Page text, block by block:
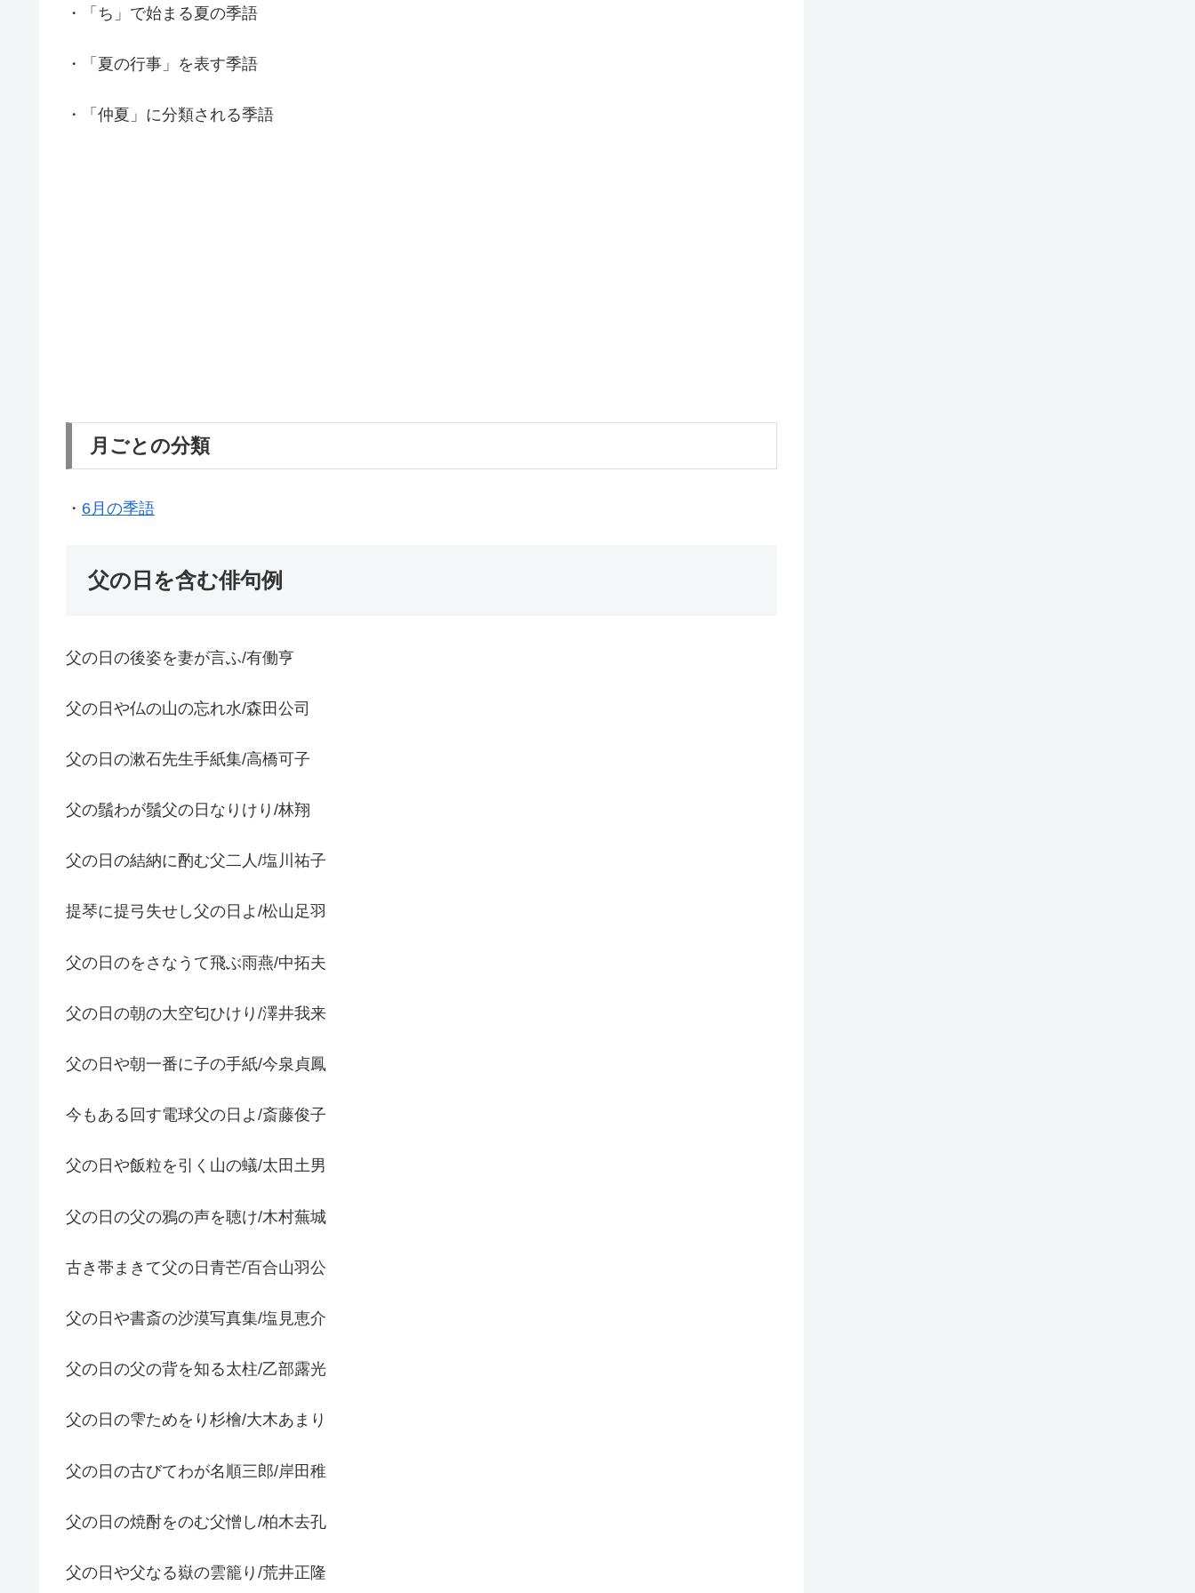
・「ち」で始まる夏の季語
・「夏の行事」を表す季語
・「仲夏」に分類される季語
月ごとの分類
・ 6月の季語
父の日を含む俳句例
父の日の後姿を妻が言ふ/有働亨
父の日や仏の山の忘れ水/森田公司
父の日の漱石先生手紙集/高橋可子
父の鬚わが鬚父の日なりけり/林翔
父の日の結納に酌む父二人/塩川祐子
提琴に提弓失せし父の日よ/松山足羽
父の日のをさなうて飛ぶ雨燕/中拓夫
父の日の朝の大空匂ひけり/澤井我来
父の日や朝一番に子の手紙/今泉貞鳳
今もある回す電球父の日よ/斎藤俊子
父の日や飯粒を引く山の蟻/太田土男
父の日の父の鴉の声を聴け/木村蕪城
古き帯まきて父の日青芒/百合山羽公
父の日や書斎の沙漠写真集/塩見恵介
父の日の父の背を知る太柱/乙部露光
父の日の雫ためをり杉檜/大木あまり
父の日の古びてわが名順三郎/岸田稚
父の日の焼酎をのむ父憎し/柏木去孔
父の日や父なる嶽の雲籠り/荒井正隆